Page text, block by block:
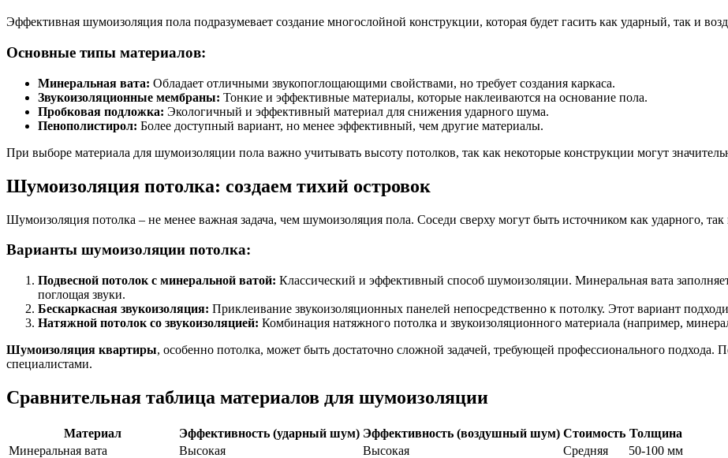
Эффективная шумоизоляция пола подразумевает создание многослойной конструкции, которая будет гасить как ударный, так и
Основные типы материалов:
Минеральная вата: Обладает отличными звукопоглощающими свойствами, но требует создания каркаса.
Звукоизоляционные мембраны: Тонкие и эффективные материалы, которые наклеиваются на основание пола.
Пробковая подложка: Экологичный и эффективный материал для снижения ударного шума.
Пенополистирол: Более доступный вариант, но менее эффективный, чем другие материалы.
При выборе материала для шумоизоляции пола важно учитывать высоту потолков, так как некоторые конструкции могут
Шумоизоляция потолка: создаем тихий островок
Шумоизоляция потолка – не менее важная задача, чем шумоизоляция пола. Соседи сверху могут быть источником как ударного,
Варианты шумоизоляции потолка:
Подвесной потолок с минеральной ватой: Классический и эффективный способ шумоизоляции. Минеральная вата
поглощая звуки.
Бескаркасная звукоизоляция: Приклеивание звукоизоляционных панелей непосредственно к потолку. Этот вариант
Натяжной потолок со звукоизоляцией: Комбинация натяжного потолка и звукоизоляционного материала (например,
Шумоизоляция квартиры, особенно потолка, может быть достаточно сложной задачей, требующей профессионального подхода.
специалистами.
Сравнительная таблица материалов для шумоизоляции
Материал Эффективность (ударный шум) Эффективность (воздушный шум) Стоимость Толщина
Минеральная вата
Высокая Высокая Средняя
50-100 мм